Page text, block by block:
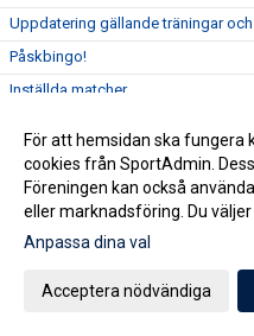
Uppdatering gällande träningar
Påskbingo!
Inställda matcher
Uppdatering gällande aktiviter på
hänsyn till covid19
Staffansvallen stängs ner tills
Nu anlitar vi en konsult för att
Årsmöte onsdag 11 mars!
För att hemsidan ska fungera
cookies från SportAdmin.
Föreningen kan också
eller marknadsföring. Du
Anpassa dina val
Acceptera nödvändiga